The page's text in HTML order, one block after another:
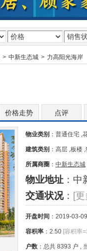
> 中新生态城 > 力高阳光海岸
价格走势 点评
物业类别 ：普通住宅 ,
建筑类别 ：高层 ,板楼
所属商圈 ： 中新生态城
物业地址 ：
交通状况： [
开盘时间 ：2019-03-09
容积率 ：2.50 [容积率
户数 ：总共 8393 户 ,